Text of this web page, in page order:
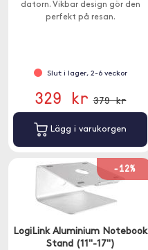
datorn. Vikbar design gör den
perfekt på resan.
Slut i lager, 2-6 veckor
329 kr 379 kr
Lägg i varukorgen
-12%
LogiLink Aluminium Notebook
Stand (11"-17")